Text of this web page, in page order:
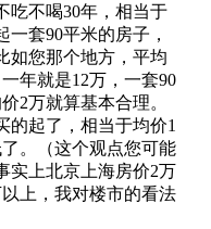
吃不喝30年，相当于
套90平米的房子，
如您那个地方，平均
年就是12万，一套90
2万就算基本合理。
的起了，相当于均价1
。（这个观点您可能
实上北京上海房价2万
上，我对楼市的看法